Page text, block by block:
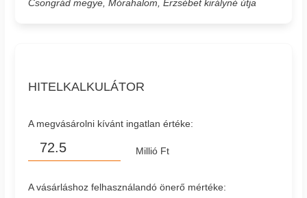
Csongrád megye, Mórahalom, Erzsébet királyné útja
HITELKALKULÁTOR
A megvásárolni kívánt ingatlan értéke:
Millió Ft
A vásárláshoz felhasználandó önerő mértéke: